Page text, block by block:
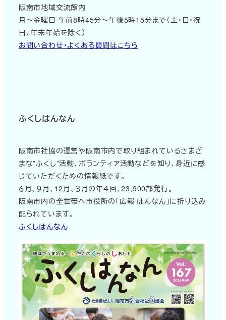
阪南市地域交流館内
月～金曜日 午前8時45分～午後5時15分まで（土・日・祝
日、年末年始を除く）
お問い合わせ・よくある質問はこちら
ふくしはんなん
阪南市社協の運営や阪南市内で取り組まれているさまざ
まな”ふくし”活動、ボランティア活動などを知り、身近に感
じていただくための情報紙です。
６月、９月、12月、３月の年４回、23,900部発行。
阪南市内の全世帯へ市役所の「広報 はんなん」に折り込み
配られています。
ふくしはんなん